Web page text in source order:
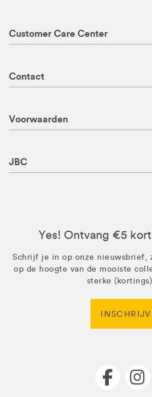
Customer Care Center
Contact
Voorwaarden
JBC
Yes! Ontvang €5
Schrijf je in op onze nieuwsbrief,
op de hoogte van de mooiste
sterke